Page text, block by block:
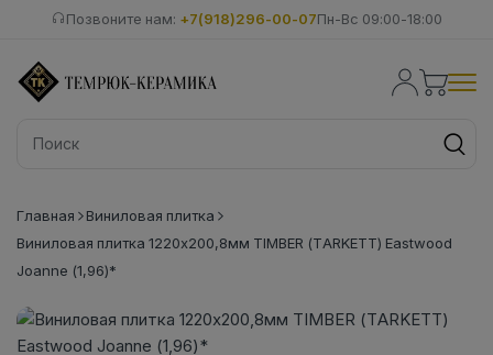
Позвоните нам: +7(918)296-00-07Пн-Вс 09:00-18:00
Главная
Виниловая плитка
Виниловая плитка 1220х200,8мм TIMBER (TARKETT) Eastwood
Joanne (1,96)*